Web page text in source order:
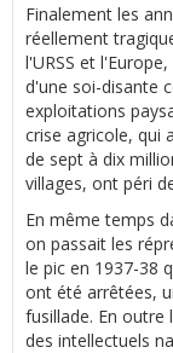
Finalement les
réellement
l'URSS et
d'une soi-disante
exploitations
crise agricole, qui
de sept à dix
villages, ont péri
En même temps
on passait les
le pic en 1937-38
ont été arrêtées,
fusillade. En outre
des intellectuels